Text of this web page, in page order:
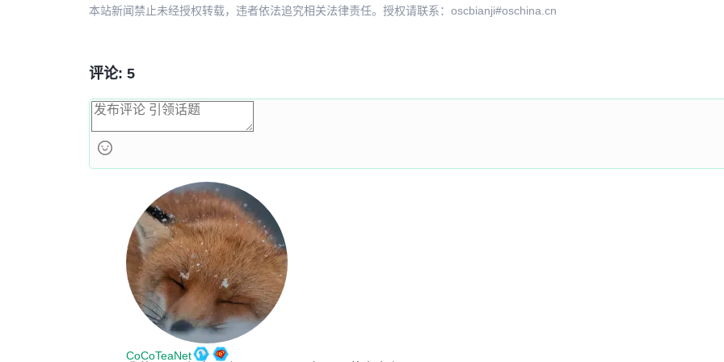
5de6c04d
README
本站新闻禁止未经授权转载，违者依法追究相关法律责任。授权请联系：oscbianji#oschina.cn
评论: 5
CoCoTeaNet